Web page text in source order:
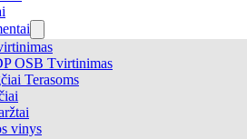
OSB Tvirtinimas
Terasoms
vinys